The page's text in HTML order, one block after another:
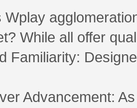
Wplay
While all offer
Familiarity:
Advancement: